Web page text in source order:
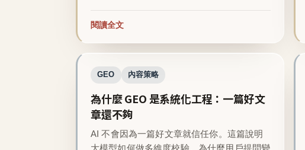
閱讀全文
GEO 內容策略
為什麼 GEO 是系統化工程：一篇好文
章還不夠
AI 不會因為一篇好文章就信任你。這篇說明